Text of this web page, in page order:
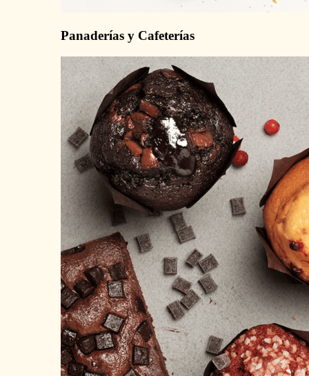
Panaderías y Cafeterías